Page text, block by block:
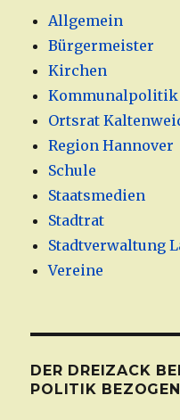
Allgemein
Bürgermeister
Kirchen
Kommunalpolitik
Ortsrat
Region Hannover
Schule
Staatsmedien
Stadtrat
Stadtverwaltung
Vereine
DER DREIZACK
POLITIK